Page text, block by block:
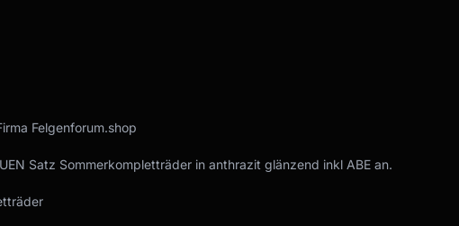
Felgenforum.shop
Satz Sommerkompletträder in anthrazit glänzend inkl ABE an.